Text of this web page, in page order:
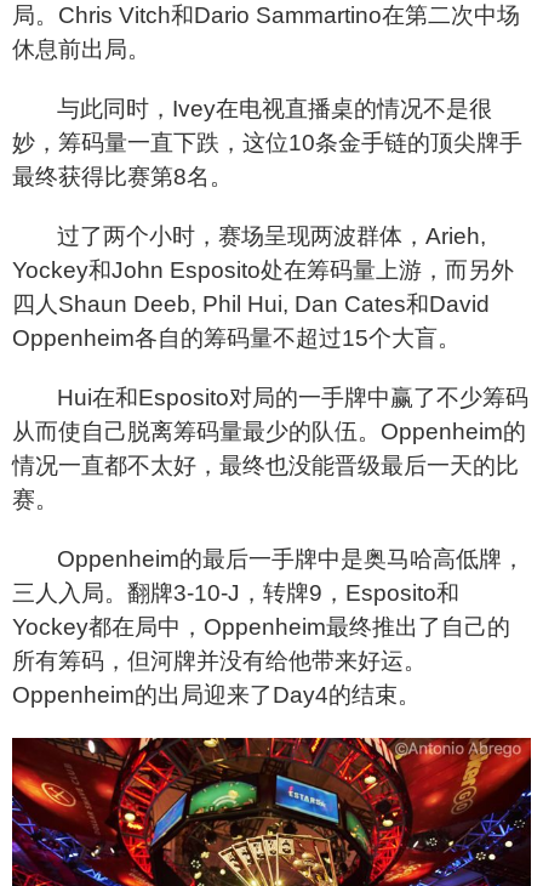
局。Chris Vitch和Dario Sammartino在第二次中场
休息前出局。
与此同时，Ivey在电视直播桌的情况不是很
妙，筹码量一直下跌，这位10条金手链的顶尖牌手
最终获得比赛第8名。
过了两个小时，赛场呈现两波群体，Arieh,
Yockey和John Esposito处在筹码量上游，而另外
四人Shaun Deeb, Phil Hui, Dan Cates和David
Oppenheim各自的筹码量不超过15个大盲。
Hui在和Esposito对局的一手牌中赢了不少筹码
从而使自己脱离筹码量最少的队伍。Oppenheim的
情况一直都不太好，最终也没能晋级最后一天的比
赛。
Oppenheim的最后一手牌中是奥马哈高低牌，
三人入局。翻牌3-10-J，转牌9，Esposito和
Yockey都在局中，Oppenheim最终推出了自己的
所有筹码，但河牌并没有给他带来好运。
Oppenheim的出局迎来了Day4的结束。